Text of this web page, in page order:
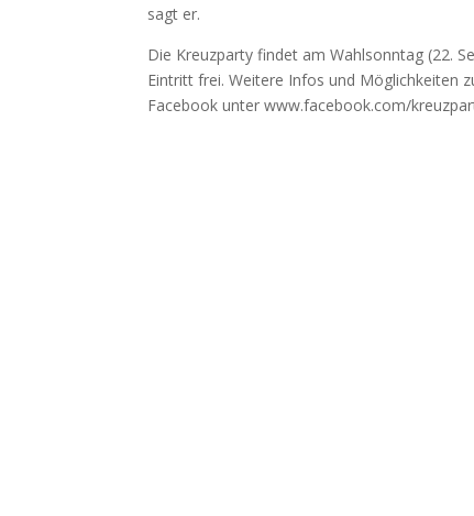
sagt er.
Die Kreuzparty findet am Wahlsonntag (22.
Eintritt frei. Weitere Infos und Möglichkeiten
Facebook unter www.facebook.com/